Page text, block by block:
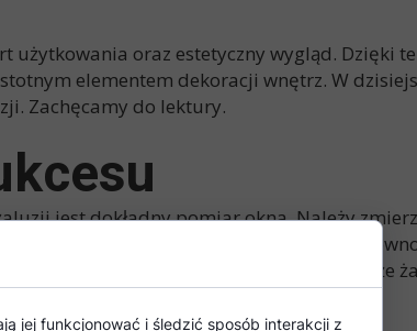
oraz estetyczny wygląd. Dzięki
elementem dekoracji wnętrz. W
Zachęcamy do lektury.
jest dokładny pomiar okna.Należy
. Pomiar powinien być wykonany
nawet niewielka pomyłka może sprawić, że
jej funkcjonować i śledzić sposób interakcji z